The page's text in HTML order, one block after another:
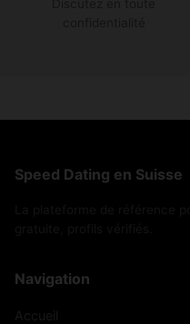
Speed Dating en Suisse
Navigation